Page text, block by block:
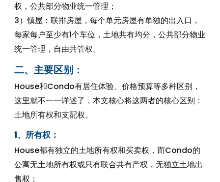
权，公共部分物业统一管理；
3）镇屋：联排房屋，每个单元房屋有单独的出入口，
每家每户至少有1个车位，土地共有均分，公共部分物业
统一管理，自由共管权。
二、主要区别：
House和Condo有居住体验、价格预算等多种区别，
这里就不一一详述了，本文核心将这两者的核心区别：
土地所有权和支配权。
1、所有权：
House都有独立的土地所有权和买卖权，而Condo的
公寓无土地所有权或只有联合共有产权，无独立土地出
售权；